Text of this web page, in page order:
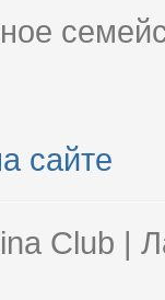
сайте
Club |